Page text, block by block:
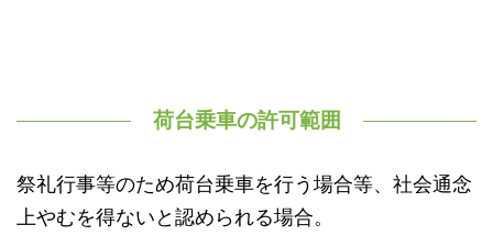
荷台乗車の許可範囲
祭礼行事等のため荷台乗車を行う場合等、社会通念
上やむを得ないと認められる場合。